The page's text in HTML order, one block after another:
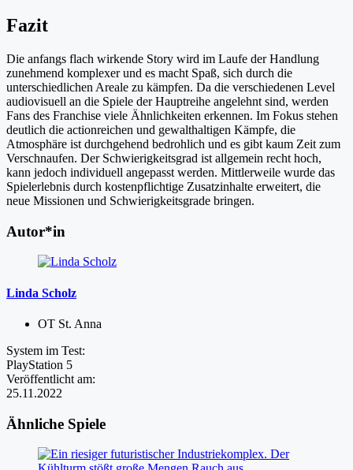
Fazit
Die anfangs flach wirkende Story wird im Laufe der Handlung
zunehmend komplexer und es macht Spaß, sich durch die
unterschiedlichen Areale zu kämpfen. Da die verschiedenen Level
audiovisuell an die Spiele der Hauptreihe angelehnt sind, werden
Fans des Franchise viele Ähnlichkeiten erkennen. Im Fokus stehen
deutlich die actionreichen und gewalthaltigen Kämpfe, die
Atmosphäre ist durchgehend bedrohlich und es gibt kaum Zeit zum
Verschnaufen. Der Schwierigkeitsgrad ist allgemein recht hoch,
kann jedoch individuell angepasst werden. Mittlerweile wurde das
Spielerlebnis durch kostenpflichtige Zusatzinhalte erweitert, die
neue Missionen und Schwierigkeitsgrade bringen.
Autor*in
Linda Scholz
OT St. Anna
System im Test:
PlayStation 5
Veröffentlicht am:
25.11.2022
Ähnliche Spiele